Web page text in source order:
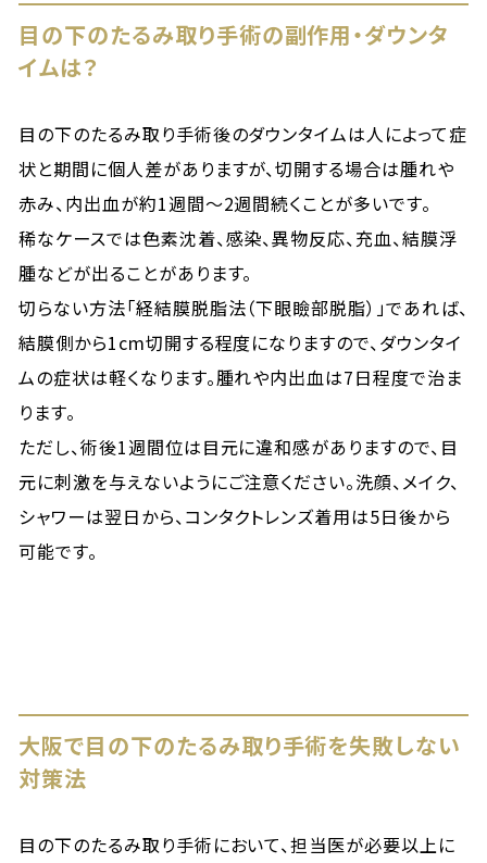
目の下のたるみ取り手術の副作用・ダウンタ
イムは？
目の下のたるみ取り手術後のダウンタイムは人によって症
状と期間に個人差がありますが、切開する場合は腫れや
赤み、内出血が約1週間〜2週間続くことが多いです。
稀なケースでは色素沈着、感染、異物反応、充血、結膜浮
腫などが出ることがあります。
切らない方法「経結膜脱脂法（下眼瞼部脱脂）」であれば、
結膜側から1cm切開する程度になりますので、ダウンタイ
ムの症状は軽くなります。腫れや内出血は7日程度で治ま
ります。
ただし、術後1週間位は目元に違和感がありますので、目
元に刺激を与えないようにご注意ください。洗顔、メイク、
シャワーは翌日から、コンタクトレンズ着用は5日後から
可能です。
大阪で目の下のたるみ取り手術を失敗しない
対策法
目の下のたるみ取り手術において、担当医が必要以上に